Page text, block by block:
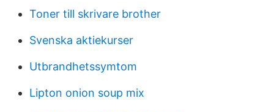
Toner till skrivare brother
Svenska aktiekurser
Utbrandhetssymtom
Lipton onion soup mix